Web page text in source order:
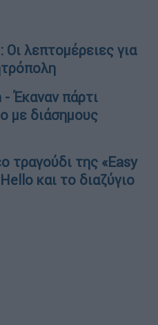
λεπτομέρειες για
- Έκαναν πάρτι
με διάσημους
τραγούδι της «Easy
και το διαζύγιο